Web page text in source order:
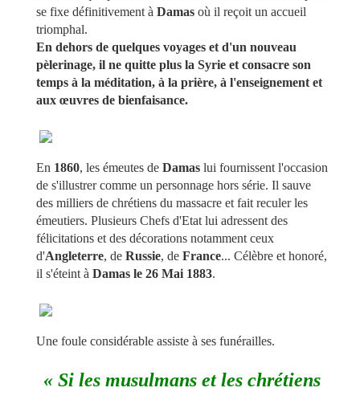
se fixe définitivement à Damas où il reçoit un accueil
triomphal.
En dehors de quelques voyages et d'un nouveau
pèlerinage, il ne quitte plus la Syrie et consacre son
temps à la méditation, à la prière, à l'enseignement et
aux œuvres de bienfaisance.
En 1860, les émeutes de Damas lui fournissent l'occasion
de s'illustrer comme un personnage hors série. Il sauve
des milliers de chrétiens du massacre et fait reculer les
émeutiers. Plusieurs Chefs d'Etat lui adressent des
félicitations et des décorations notamment ceux
d'Angleterre, de Russie, de France... Célèbre et honoré,
il s'éteint à Damas le 26 Mai 1883.
Une foule considérable assiste à ses funérailles.
« Si les musulmans et les chrétiens